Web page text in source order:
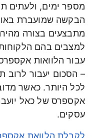
מספר ימים, ולעתים
הבקשה שמועברת
מתבצעים בצורה
למצבים בהם הלקוחות
עבור הלוואות
לכל היותר. כאשר
עסקים.
לקבלת הלוואת